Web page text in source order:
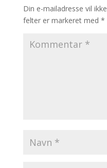
Din e-mailadresse vil
felter er markeret med *